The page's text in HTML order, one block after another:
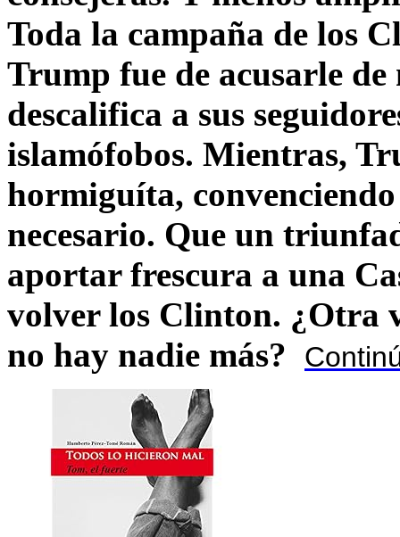
Toda la campaña de los
Trump fue de acusarle
descalifica a sus
islamófobos. Mientras,
hormiguíta,
necesario. Que un
aportar frescura a una
volver los Clinton. ¿Otra
no hay nadie más?